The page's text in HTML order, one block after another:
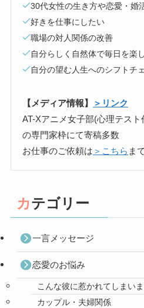
30代女性の生き方や恋愛・婚
好きを仕事にしたい
職場の対人関係の改善
自分らしく自然体で毎日を楽
自分の望む人生へのシフトチ
【メディア情報】
＞リンク
AT-Xアニメ女子部(心理テス
の専門家枠にて寄稿多数
お仕事のご依頼は ＞こちら ま
カテゴリー
一言メッセージ
恋愛のお悩み
こんな彼に惹かれてしまい
カップル・夫婦関係